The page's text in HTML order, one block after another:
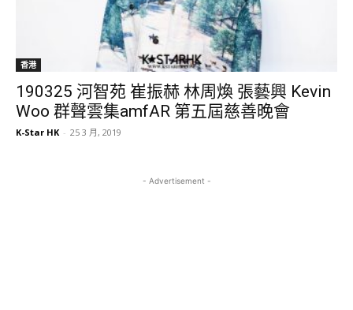
香港
190325 河智苑 崔振赫 林周煥 張藝興 Kevin
Woo 群聲雲集amfAR 第五屆慈善晚會
K-Star HK - 25 3 月, 2019
- Advertisement -